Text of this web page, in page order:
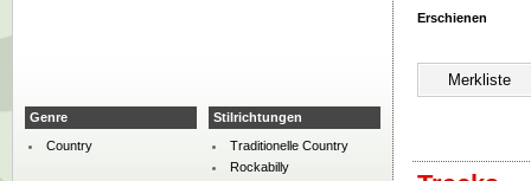
Erschienen
Genre
Country
Stilrichtungen
Traditionelle Country
Rockabilly